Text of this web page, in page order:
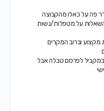
פה על כאלו מהקבוצה
על מטפלות/נשות
מקצוע וברוב המקרים
לפרסם טבלה אבל